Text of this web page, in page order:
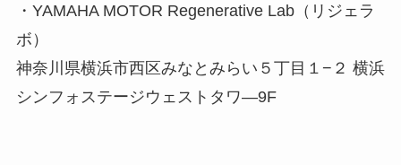
・YAMAHA MOTOR Regenerative Lab（リジェラ
ボ）
神奈川県横浜市西区みなとみらい５丁目１−２ 横浜
シンフォステージウェストタワ―9F